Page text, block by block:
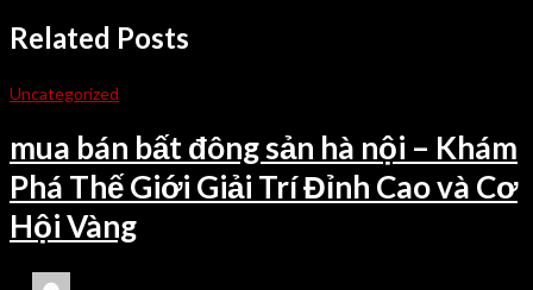
Related Posts
Uncategorized
mua bán bất đông sản hà nội – Khám
Phá Thế Giới Giải Trí Đỉnh Cao và Cơ
Hội Vàng